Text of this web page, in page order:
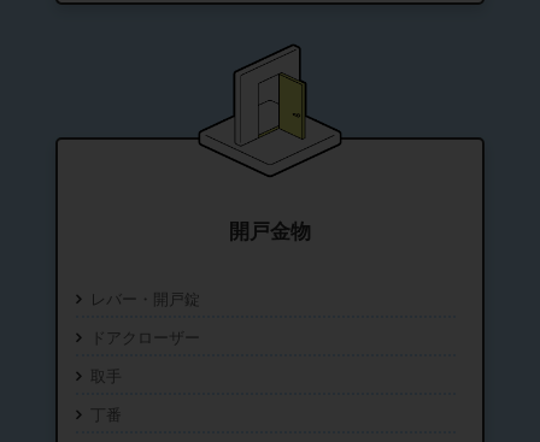
開戸金物
レバー・開戸錠
ドアクローザー
取手
丁番